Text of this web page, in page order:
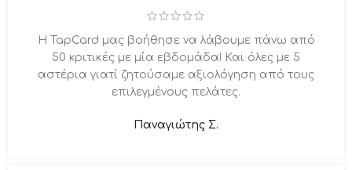
Η TapCard μας βοήθησε να λάβουμε πάνω από
50 κριτικές με μία εβδομάδα! Και όλες με 5
αστέρια γιατί ζητούσαμε αξιολόγηση από τους
επιλεγμένους πελάτες.
Παναγιώτης Σ.